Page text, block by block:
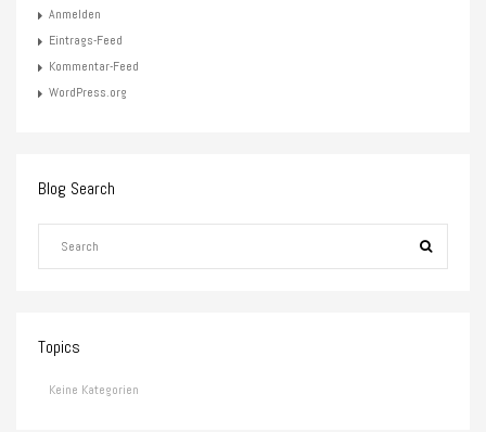
Anmelden
Eintrags-Feed
Kommentar-Feed
WordPress.org
Blog Search
Topics
Keine Kategorien